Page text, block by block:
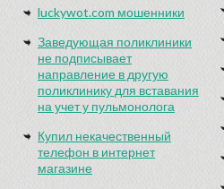
luckywot.com мошенники
Заведующая поликлиники
не подписывает
направление в другую
поликлинику для вставания
на учет у пульмонолога
Купил некачественный
телефон в интернет
магазине